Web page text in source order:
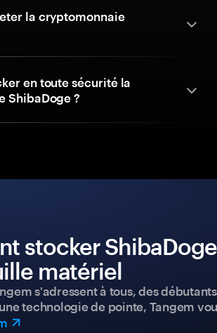
la cryptomonnaie
en toute sécurité la
ShibaDoge ?
stocker
matériel
s'adressent à tous, des
technologie de pointe, Tangem